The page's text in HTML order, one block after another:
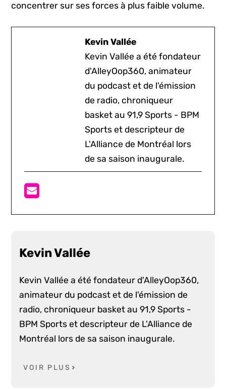
concentrer sur ses forces à plus faible volume.
Kevin Vallée
Kevin Vallée a été fondateur
d'AlleyOop360, animateur
du podcast et de l'émission
de radio, chroniqueur
basket au 91,9 Sports - BPM
Sports et descripteur de
L'Alliance de Montréal lors
de sa saison inaugurale.
Kevin Vallée
Kevin Vallée a été fondateur d'AlleyOop360,
animateur du podcast et de l'émission de
radio, chroniqueur basket au 91,9 Sports -
BPM Sports et descripteur de L'Alliance de
Montréal lors de sa saison inaugurale.
VOIR PLUS